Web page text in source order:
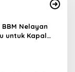
Nelayan
untuk Kapal